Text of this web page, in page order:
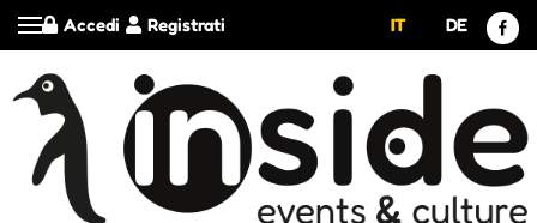
Registrati
Accedi IT DE